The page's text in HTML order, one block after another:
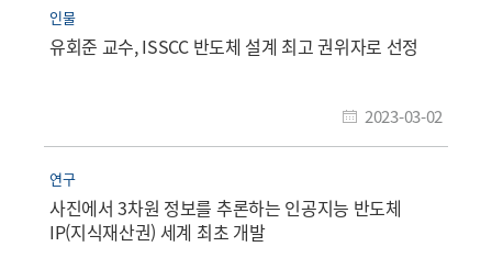
인물
유회준 교수, ISSCC 반도체 설계 최고 권위자로 선정
2023-03-02
연구
사진에서 3차원 정보를 추론하는 인공지능 반도체
IP(지식재산권) 세계 최초 개발